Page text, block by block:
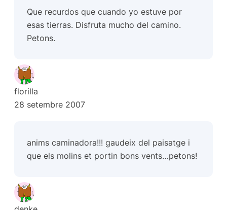
Que recurdos que cuando yo estuve por
esas tierras. Disfruta mucho del camino.
Petons.
florilla
28 setembre 2007
anims caminadora!!! gaudeix del paisatge i
que els molins et portin bons vents…petons!